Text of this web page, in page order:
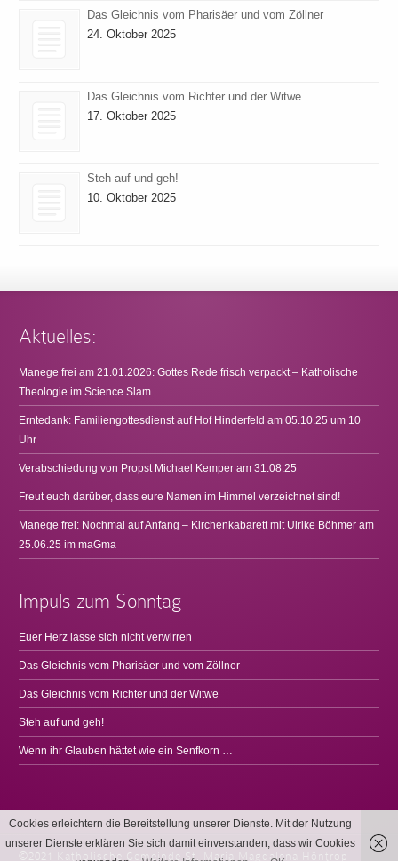
Das Gleichnis vom Pharisäer und vom Zöllner
24. Oktober 2025
Das Gleichnis vom Richter und der Witwe
17. Oktober 2025
Steh auf und geh!
10. Oktober 2025
Aktuelles:
Manege frei am 21.01.2026: Gottes Rede frisch verpackt – Katholische
Theologie im Science Slam
Erntedank: Familiengottesdienst auf Hof Hinderfeld am 05.10.25 um 10
Uhr
Verabschiedung von Propst Michael Kemper am 31.08.25
Freut euch darüber, dass eure Namen im Himmel verzeichnet sind!
Manege frei: Nochmal auf Anfang – Kirchenkabarett mit Ulrike Böhmer am
25.06.25 im maGma
Impuls zum Sonntag
Euer Herz lasse sich nicht verwirren
Das Gleichnis vom Pharisäer und vom Zöllner
Das Gleichnis vom Richter und der Witwe
Steh auf und geh!
Wenn ihr Glauben hättet wie ein Senfkorn …
©2021 Katholische Gemeinde St. Maria Magdalena Höntrop
Cookies erleichtern die Bereitstellung unserer Dienste. Mit der Nutzung
unserer Dienste erklären Sie sich damit einverstanden, dass wir Cookies